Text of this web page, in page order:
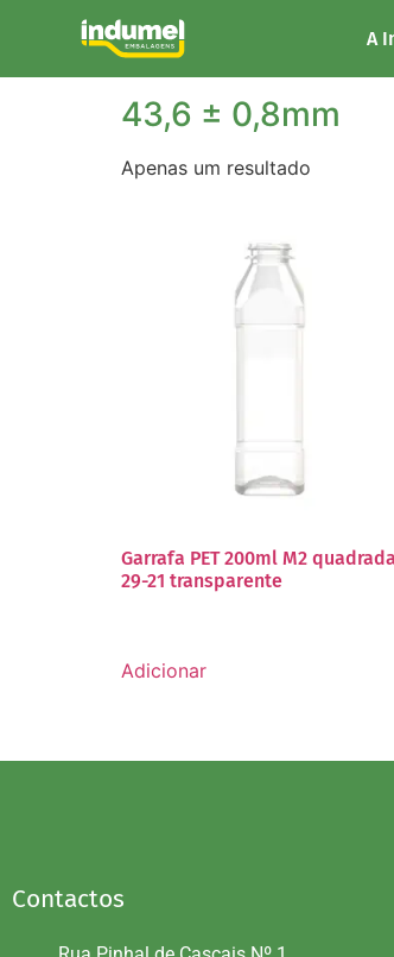
A
/ Largura do produto /
43,6 ± 0,8mm
Apenas um resultado
Garrafa PET 200ml M2 quadrada
29-21 transparente
Adicionar
Contactos